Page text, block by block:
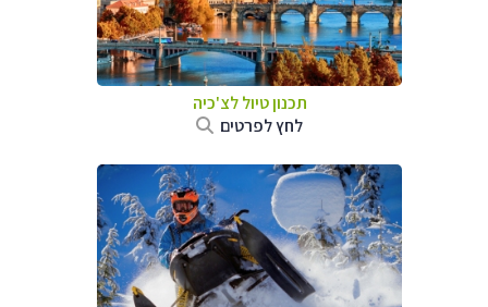
תכנון טיול לצ'כיה
לחץ לפרטים